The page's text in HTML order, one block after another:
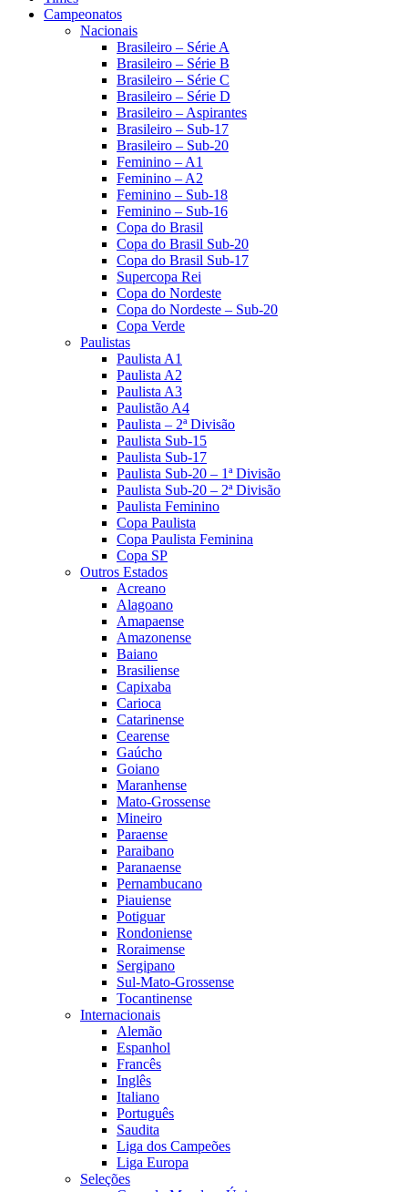
Campeonatos
Nacionais
Brasileiro – Série A
Brasileiro – Série B
Brasileiro – Série C
Brasileiro – Série D
Brasileiro – Aspirantes
Brasileiro – Sub-17
Brasileiro – Sub-20
Feminino – A1
Feminino – A2
Feminino – Sub-18
Feminino – Sub-16
Copa do Brasil
Copa do Brasil Sub-20
Copa do Brasil Sub-17
Supercopa Rei
Copa do Nordeste
Copa do Nordeste – Sub-20
Copa Verde
Paulistas
Paulista A1
Paulista A2
Paulista A3
Paulistão A4
Paulista – 2ª Divisão
Paulista Sub-15
Paulista Sub-17
Paulista Sub-20 – 1ª Divisão
Paulista Sub-20 – 2ª Divisão
Paulista Feminino
Copa Paulista
Copa Paulista Feminina
Copa SP
Outros Estados
Acreano
Alagoano
Amapaense
Amazonense
Baiano
Brasiliense
Capixaba
Carioca
Catarinense
Cearense
Gaúcho
Goiano
Maranhense
Mato-Grossense
Mineiro
Paraense
Paraibano
Paranaense
Pernambucano
Piauiense
Potiguar
Rondoniense
Roraimense
Sergipano
Sul-Mato-Grossense
Tocantinense
Internacionais
Alemão
Espanhol
Francês
Inglês
Italiano
Português
Saudita
Liga dos Campeões
Liga Europa
Seleções